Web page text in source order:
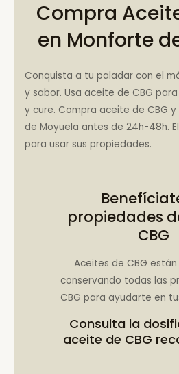
Compra
en Monforte
Conquista a tu paladar con el
y sabor. Usa aceite de CBG
y cure. Compra aceite de CBG
de Moyuela antes de 24h-48h.
para usar sus propiedades.
propiedades
CBG
Aceites de CBG
conservando todas las
CBG para ayudarte en
Consulta la
aceite de CBG